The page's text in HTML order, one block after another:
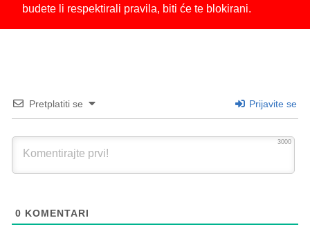
budete li respektirali pravila, biti će te blokirani.
Pretplatiti se Prijavite se
3000
0 KOMENTARI